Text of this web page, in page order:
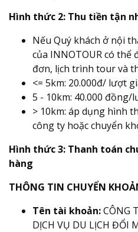
Hình thức 2: Thu tiền tận
Nếu Quý khách ở nội
của INNOTOUR có thể
đơn, lịch trình tour và
<= 5km: 20.000đ/ lượt
5 - 10km: 40.000 đồng/
> 10km: áp dụng hình
công ty hoặc chuyển
Hình thức 3: Thanh toán
hàng
THÔNG TIN CHUYỂN
Tên tài khoản:CÔNG
DỊCH VỤ DU LỊCH ĐỔI